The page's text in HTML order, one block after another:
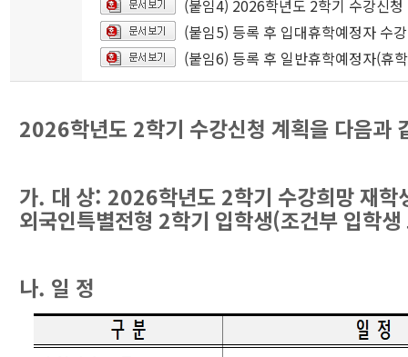
(붙임4) 2026학년도 2학기 수강신
(붙임5) 등록 후 입대휴학예정자 수
(붙임6) 등록 후 일반휴학예정자(휴
2026학년도 2학기 수강신청 계획을 다음과
가. 대 상: 2026학년도 2학기 수강희망 재학
외국인특별전형 2학기 입학생(조건부 입학
나. 일 정